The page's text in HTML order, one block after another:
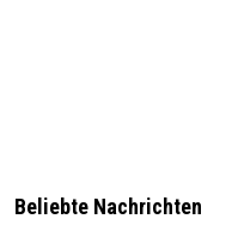
Beliebte Nachrichten